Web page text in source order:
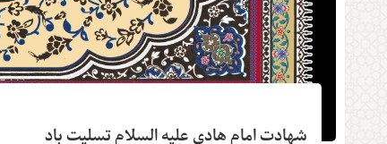
شهادت امام هادی علیه السلام تسلیت باد